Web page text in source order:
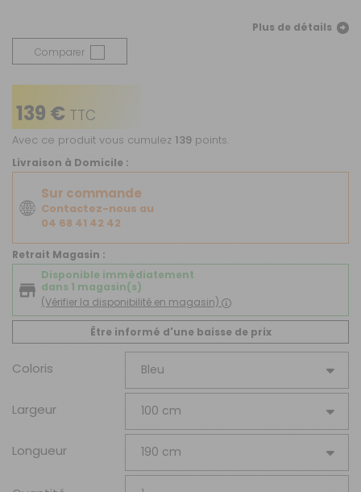
Plus de détails
Comparer
139 € TTC
Avec ce produit vous cumulez 139 points.
Livraison à Domicile :
Sur commande
Contactez-nous au
04 68 41 42 42
Retrait Magasin :
Disponible immédiatement
dans 1 magasin(s)
(Vérifier la disponibilité en magasin)
Être informé d'une baisse de prix
Coloris
Largeur
Longueur